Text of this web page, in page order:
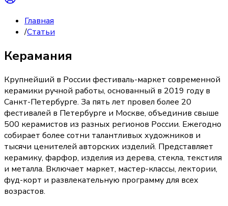
Главная
/Статьи
Керамания
Крупнейший в России фестиваль-маркет современной
керамики ручной работы, основанный в 2019 году в
Санкт-Петербурге. За пять лет провел более 20
фестивалей в Петербурге и Москве, объединив свыше
500 керамистов из разных регионов России. Ежегодно
собирает более сотни талантливых художников и
тысячи ценителей авторских изделий. Представляет
керамику, фарфор, изделия из дерева, стекла, текстиля
и металла. Включает маркет, мастер-классы, лектории,
фуд-корт и развлекательную программу для всех
возрастов.